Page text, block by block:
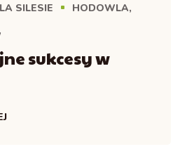
SILESIE HODOWLA
sukcesy w